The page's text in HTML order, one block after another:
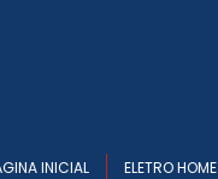
INICIAL ELETRO HOME